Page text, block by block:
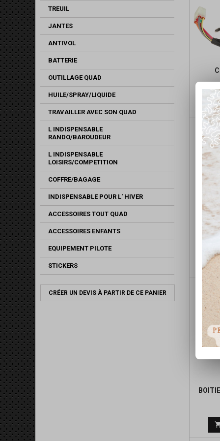
TREUIL
JANTES
ANTIVOL
BATTERIE
OUTILLAGE QUAD
HUILE/SPRAY/LIQUIDE
TRAVAILLER AVEC SON QUAD
L INDISPENSABLE
RANDO/BAROUDEUR
L INDISPENSABLE
LOISIRS/COMPETITION
COFFRE/BAGAGE
INDISPENSABLE POUR L' HIVER
ACCESSOIRES TOUT QUAD
ACCESSOIRES ENFANTS
EQUIPEMENT PILOTE
STICKERS
CRÉER UN DEVIS À PARTIR DE CE PANIER
